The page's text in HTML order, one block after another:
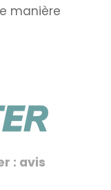
manière
: avis